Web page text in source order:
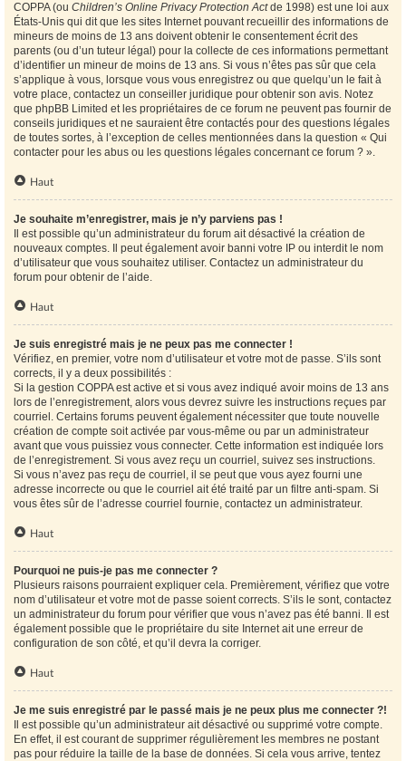
COPPA (ou Children’s Online Privacy Protection Actde 1998) est une loi aux
États-Unis qui dit que les sites Internet pouvant recueillir des informations de
mineurs de moins de 13 ans doivent obtenir le consentement écrit des
parents (ou d’un tuteur légal) pour la collecte de ces informations permettant
d’identifier un mineur de moins de 13 ans. Si vous n’êtes pas sûr que cela
s’applique à vous, lorsque vous vous enregistrez ou que quelqu’un le fait à
votre place, contactez un conseiller juridique pour obtenir son avis. Notez
que phpBB Limited et les propriétaires de ce forum ne peuvent pas fournir de
conseils juridiques et ne sauraient être contactés pour des questions légales
de toutes sortes, à l’exception de celles mentionnées dans la question « Qui
contacter pour les abus ou les questions légales concernant ce forum ? ».
Haut
Je souhaite m’enregistrer, mais je n’y parviens pas !
Il est possible qu’un administrateur du forum ait désactivé la création de
nouveaux comptes. Il peut également avoir banni votre IP ou interdit le nom
d’utilisateur que vous souhaitez utiliser. Contactez un administrateur du
forum pour obtenir de l’aide.
Haut
Je suis enregistré mais je ne peux pas me connecter !
Vérifiez, en premier, votre nom d’utilisateur et votre mot de passe. S’ils sont
corrects, il y a deux possibilités :
Si la gestion COPPA est active et si vous avez indiqué avoir moins de 13 ans
lors de l’enregistrement, alors vous devrez suivre les instructions reçues par
courriel. Certains forums peuvent également nécessiter que toute nouvelle
création de compte soit activée par vous-même ou par un administrateur
avant que vous puissiez vous connecter. Cette information est indiquée lors
de l’enregistrement. Si vous avez reçu un courriel, suivez ses instructions.
Si vous n’avez pas reçu de courriel, il se peut que vous ayez fourni une
adresse incorrecte ou que le courriel ait été traité par un filtre anti-spam. Si
vous êtes sûr de l’adresse courriel fournie, contactez un administrateur.
Haut
Pourquoi ne puis-je pas me connecter ?
Plusieurs raisons pourraient expliquer cela. Premièrement, vérifiez que votre
nom d’utilisateur et votre mot de passe soient corrects. S’ils le sont, contactez
un administrateur du forum pour vérifier que vous n’avez pas été banni. Il est
également possible que le propriétaire du site Internet ait une erreur de
configuration de son côté, et qu’il devra la corriger.
Haut
Je me suis enregistré par le passé mais je ne peux plus me connecter ?!
Il est possible qu’un administrateur ait désactivé ou supprimé votre compte.
En effet, il est courant de supprimer régulièrement les membres ne postant
pas pour réduire la taille de la base de données. Si cela vous arrive, tentez